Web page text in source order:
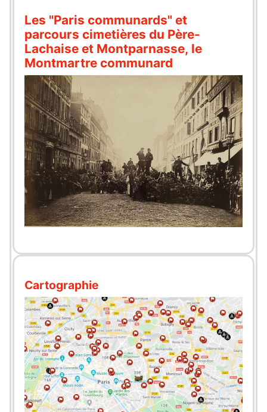
Les "Paris communards" et
parcours cimetières du Père-
Lachaise et Montparnasse, le
Montmartre communard
Cartographie